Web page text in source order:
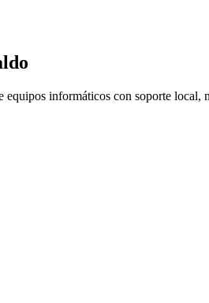
equipos informáticos con soporte local,